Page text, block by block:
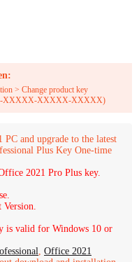
> Change product key
XXXXX-XXXXX-XXXXX)
and upgrade to the latest
Plus Key One-time
2021 Pro Plus key.
is valid for Windows 10 or
, Office 2021